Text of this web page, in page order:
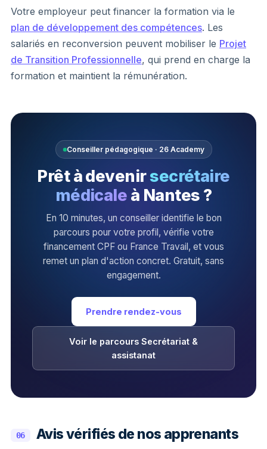
Votre employeur peut financer la formation via le
plan de développement des compétences. Les
salariés en reconversion peuvent mobiliser le Projet
de Transition Professionnelle, qui prend en charge la
formation et maintient la rémunération.
Conseiller pédagogique · 26 Academy
Prêt à devenirsecrétaire
médicale à Nantes ?
En 10 minutes, un conseiller identifie le bon
parcours pour votre profil, vérifie votre
financement CPF ou France Travail, et vous
remet un plan d'action concret. Gratuit, sans
engagement.
Prendre rendez-vous
Voir le parcours Secrétariat &
assistanat
06 Avis vérifiés de nos apprenants